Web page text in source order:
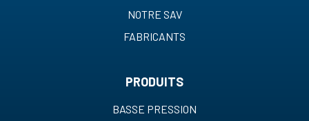
NOTRE SAV
FABRICANTS
PRODUITS
BASSE PRESSION